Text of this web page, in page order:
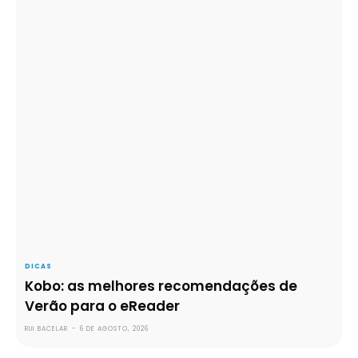
DICAS
Kobo: as melhores recomendações de
Verão para o eReader
RUI BACELAR - 6 DE AGOSTO, 2026